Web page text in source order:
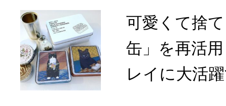
可愛くて捨
缶」を再活
レイに大活